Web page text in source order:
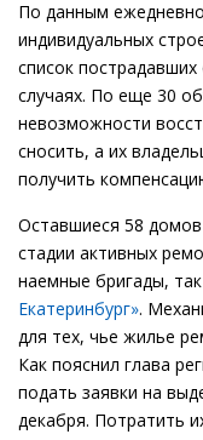
По данным
индивидуальных
список
случаях. По еще 30
невозможности
сносить, а их
получить
Оставшиеся 58
стадии активных
наемные бригады,
Екатеринбург».
для тех, чье жилье
Как пояснил глава
подать заявки на
декабря. Потратить